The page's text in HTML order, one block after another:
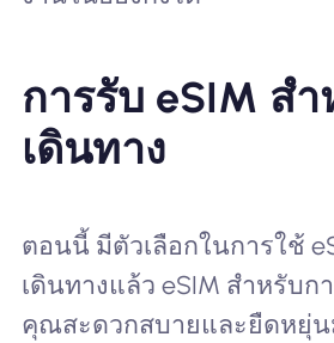
การรับ eSIM ส
เดินทาง
ตอนนี้ มีตัวเลือกในการใช้
เดินทางแล้ว eSIM สำหรับก
คุณสะดวกสบายและยืดหยุ่